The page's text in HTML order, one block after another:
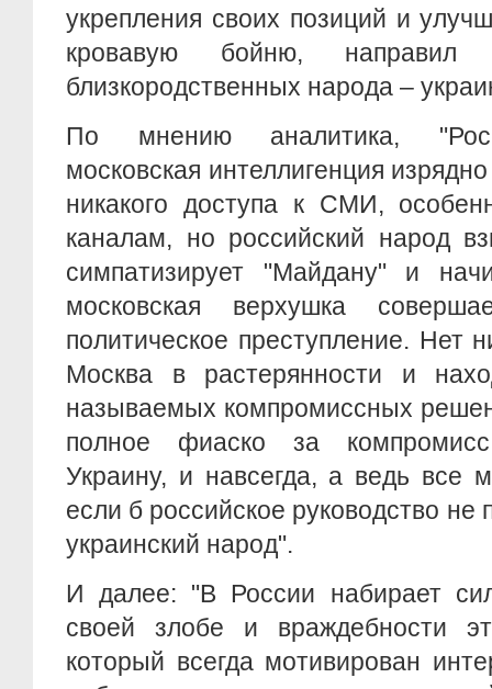
укрепления своих позиций и
кровавую бойню,
близкородственных народа –
По мнению аналитика,
московская интеллигенция
никакого доступа к СМИ,
каналам, но российский народ
симпатизирует "Майдану" и
московская верхушка
политическое преступление. Нет
Москва в растерянности и
называемых компромиссных
полное фиаско за
Украину, и навсегда, а ведь все
если б российское руководство не
украинский народ".
И далее: "В России набирает
своей злобе и враждебности
который всегда мотивирован